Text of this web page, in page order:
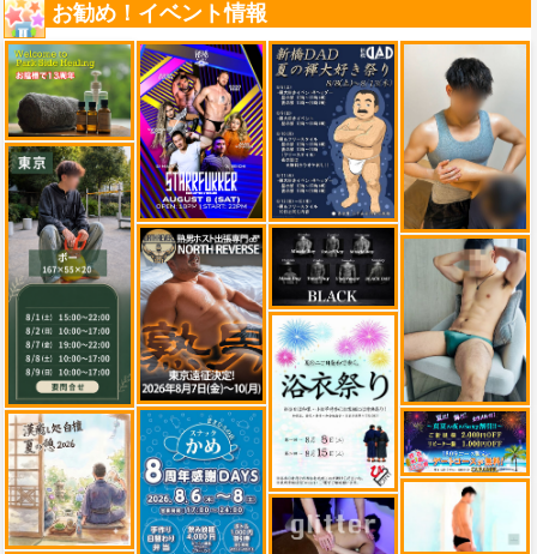
お勧め！イベント情報